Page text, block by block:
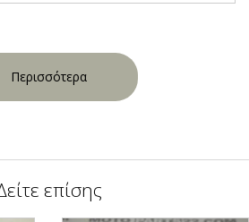
Περισσότερα
επίσης